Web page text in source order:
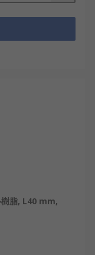
樹脂, L40 mm,